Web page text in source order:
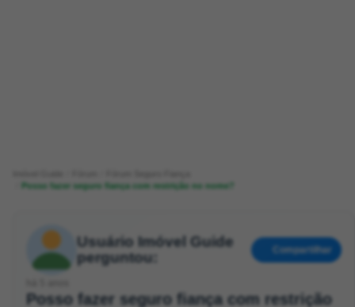
Posso fazer seguro fiança com restrição no nome?
Usuário Imóvel Guide
perguntou:
Compartilhar
Posso fazer seguro fiança com restrição